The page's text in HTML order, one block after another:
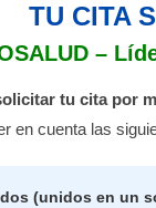
TU CITA
–
tu cita por
en cuenta las
(unidos en un